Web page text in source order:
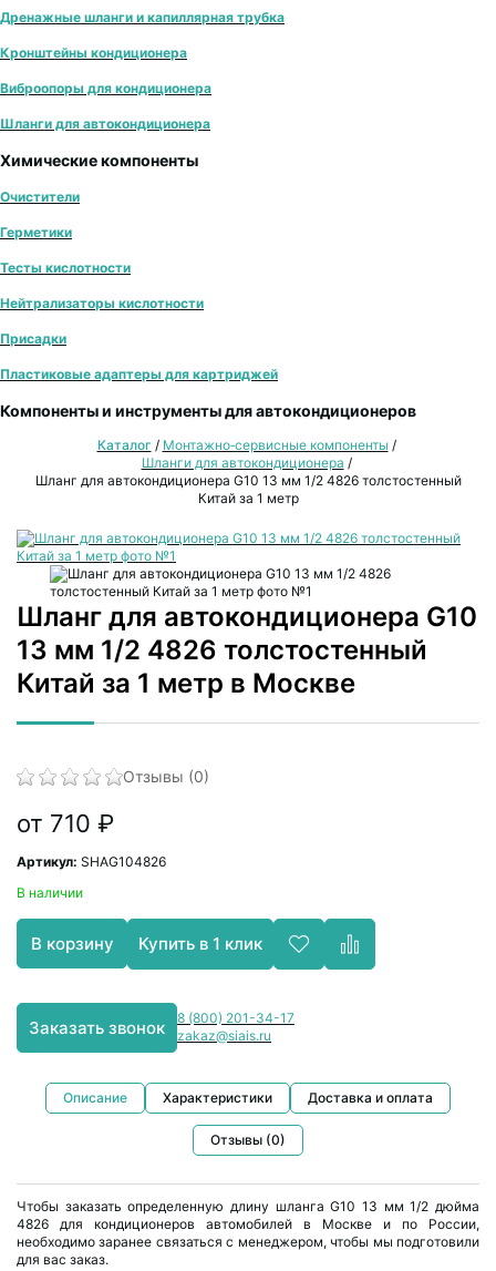
Дренажные шланги и капиллярная трубка
Кронштейны кондиционера
Виброопоры для кондиционера
Шланги для автокондиционера
Химические компоненты
Очистители
Герметики
Тесты кислотности
Нейтрализаторы кислотности
Присадки
Пластиковые адаптеры для картриджей
Компоненты и инструменты для автокондиционеров
Каталог / Монтажно‑сервисные компоненты /
Шланги для автокондиционера /
Шланг для автокондиционера G10 13 мм 1/2 4826 толстостенный
Китай за 1 метр
Шланг для автокондиционера G10
13 мм 1/2 4826 толстостенный
Китай за 1 метр в Москве
Отзывы (0)
от 710 ₽
Артикул: SHAG104826
В наличии
В корзину Купить в 1 клик
Заказать звонок
8 (800) 201-34-17
zakaz@siais.ru
Описание Характеристики Доставка и оплата
Отзывы (0)
Чтобы заказать определенную длину шланга G10 13 мм 1/2 дюйма
4826 для кондиционеров автомобилей в Москве и по России,
необходимо заранее связаться с менеджером, чтобы мы подготовили
для вас заказ.